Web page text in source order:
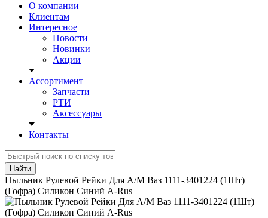
О компании
Клиентам
Интересное
Новости
Новинки
Акции
Ассортимент
Запчасти
РТИ
Аксессуары
Контакты
Найти
Пыльник Рулевой Рейки Для А/М Ваз 1111-3401224 (1Шт)
(Гофра) Силикон Синий A-Rus